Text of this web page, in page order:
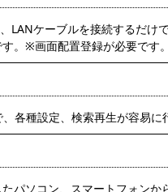
LANケーブルを接続するだけ
。※画面配置登録が必要です。
各種設定、検索再生が容易に
パソコン、スマートフォンか